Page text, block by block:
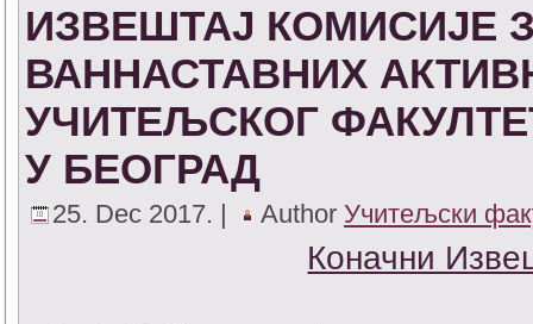
ИЗВЕШТАЈ КОМИСИЈЕ
ВАННАСТАВНИХ
УЧИТЕЉСКОГ
У БЕОГРАД
25. Dec 2017. | Author Учитељски
Коначни